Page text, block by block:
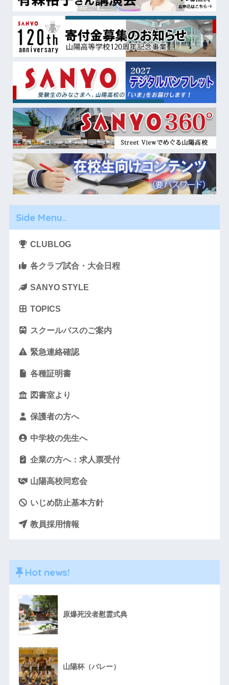
Side Menu..
CLUBLOG
各クラブ試合・大会日程
SANYO STYLE
TOPICS
スクールバスのご案内
緊急連絡確認
各種証明書
図書室より
保護者の方へ
中学校の先生へ
企業の方へ：求人票受付
山陽高校同窓会
いじめ防止基本方針
教員採用情報
Hot news!
原爆死没者慰霊式典
山陽杯（バレー）